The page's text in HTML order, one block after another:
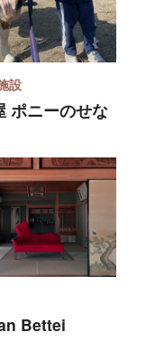
設
ポニーのせな
Bettei